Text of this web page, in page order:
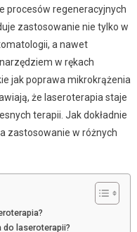
procesów regeneracyjnych
zastosowanie nie tylko w
a nawet
w rękach
jak poprawa mikrokrążenia
że laseroterapia staje
terapii. Jak dokładnie
zastosowanie w różnych
do laseroterapii?